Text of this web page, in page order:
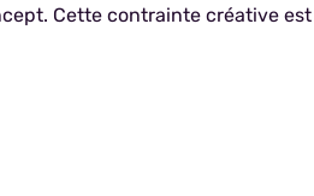
Cette contrainte créative